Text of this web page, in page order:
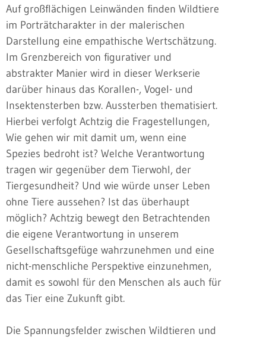
Auf großflächigen Leinwänden finden Wildtiere
im Porträtcharakter in der malerischen
Darstellung eine empathische Wertschätzung.
Im Grenzbereich von figurativer und
abstrakter Manier wird in dieser Werkserie
darüber hinaus das Korallen-, Vogel- und
Insektensterben bzw. Aussterben thematisiert.
Hierbei verfolgt Achtzig die Fragestellungen,
Wie gehen wir mit damit um, wenn eine
Spezies bedroht ist? Welche Verantwortung
tragen wir gegenüber dem Tierwohl, der
Tiergesundheit? Und wie würde unser Leben
ohne Tiere aussehen? Ist das überhaupt
möglich? Achtzig bewegt den Betrachtenden
die eigene Verantwortung in unserem
Gesellschaftsgefüge wahrzunehmen und eine
nicht-menschliche Perspektive einzunehmen,
damit es sowohl für den Menschen als auch für
das Tier eine Zukunft gibt.
Die Spannungsfelder zwischen Wildtieren und